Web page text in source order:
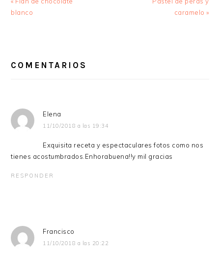
anterior:
blanco
entrada:caramelo »
CON
COMENTARIOS
Elena
11/10/2018 a las 19:34
Exquisita receta y espectaculares fotos como nos
tienes acostumbrados.Enhorabuena!!y mil gracias
RESPONDER
Francisco
11/10/2018 a las 20:22